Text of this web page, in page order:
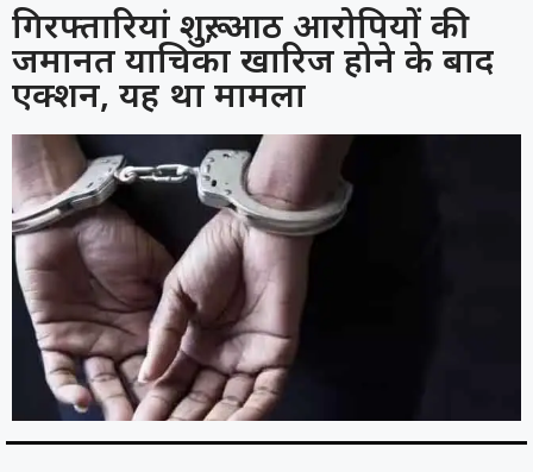
गिरफ्तारियां शुरू, आठ आरोपियों की
जमानत याचिका खारिज होने के बाद
एक्शन, यह था मामला